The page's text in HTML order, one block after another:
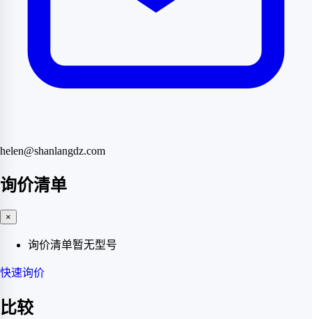
helen@shanlangdz.com
询价清单
×
询价清单暂无型号
快速询价
比较